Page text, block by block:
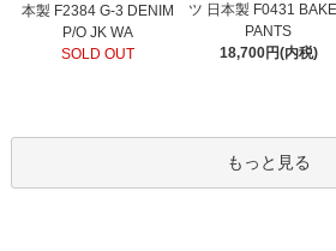
本製 F2384 G-3 DENIM
P/O JK WA
SOLD OUT
ツ 日本製 F0431
PANTS
18,700円(内税)
もっと見る